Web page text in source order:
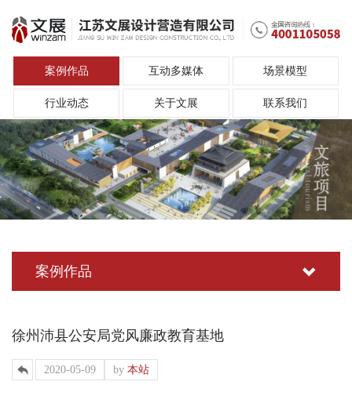
案例作品 互动多媒体 场景模型
行业动态 关于文展 联系我们
案例作品
徐州沛县公安局党风廉政教育基地
2020-05-09 by 本站